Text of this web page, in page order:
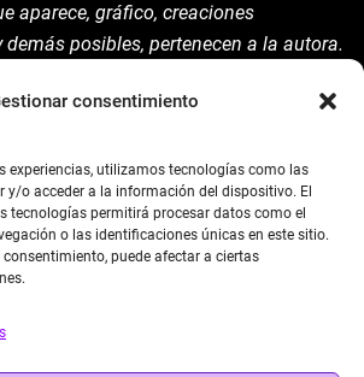
consentimiento
experiencias, utilizamos tecnologías como las
y/o acceder a la información del dispositivo. El
tecnologías permitirá procesar datos como el
o las identificaciones únicas en este sitio.
puede afectar a ciertas
aparece, gráfico, creaciones
posibles, pertenecen a la autora.
y reconocer pues su autoría